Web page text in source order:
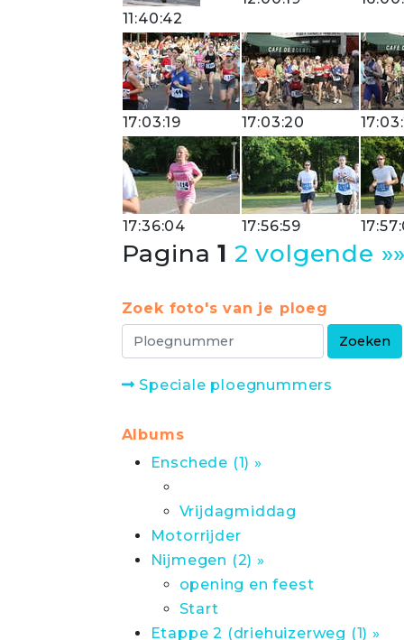
11:40:42
17:03:19 17:03:20
17:36:04 17:56:59
Pagina1 2 volgende
Zoek foto's van je ploeg
Speciale ploegnummers
Albums
Enschede (1) »
Vrijdagmiddag
Motorrijder
Nijmegen (2) »
opening en feest
Start
Etappe 2 (driehuizerweg (1) »